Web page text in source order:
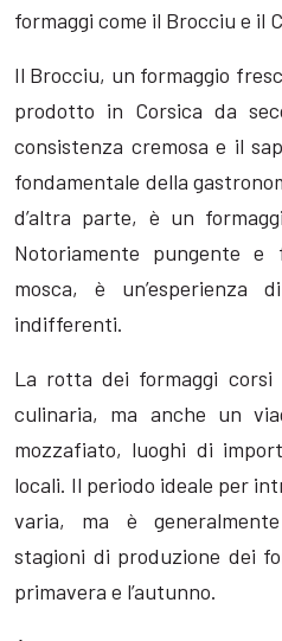
formaggi come il Brocciu e il
Il Brocciu, un formaggio
prodotto in Corsica da
consistenza cremosa e il
fondamentale della
d’altra parte, è un
Notoriamente pungente
mosca, è un’esperienza
indifferenti.
La rotta dei formaggi corsi
culinaria, ma anche un
mozzafiato, luoghi di
locali. Il periodo ideale per
varia, ma è
stagioni di produzione dei
primavera e l’autunno.